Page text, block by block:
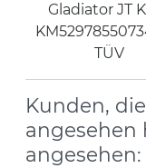
Gladiator JT
TÜV
Kunden,
angesehen
angesehen: